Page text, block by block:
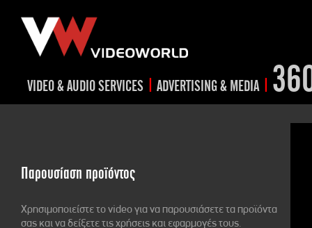
VIDEO & AUDIO SERVICES
TV spots
Corporate videos
Trailer & Σήματα εκπομπών
| ADVERTISING & MEDIA
RADIO
Creative Prints
|
Παρουσίαση προϊόντος
Χρησιμοποιείστε το video για να παρουσιάσετε τα προϊόντα
σας και να δείξετε τις χρήσεις και εφαρμογές τους.